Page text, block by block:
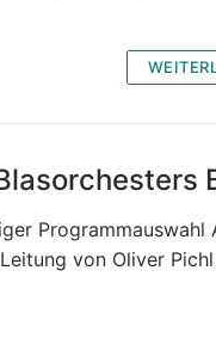
Programmauswahl
von Oliver